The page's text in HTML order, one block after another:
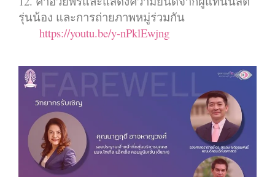
รุ่นน้อง และการถ่ายภาพหมู่ร่วมกัน
https://youtu.be/y-nPklEwjng